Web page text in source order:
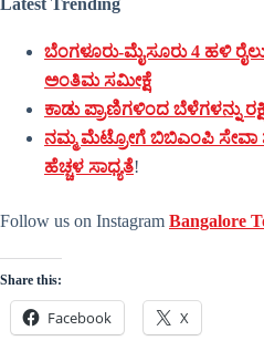
Latest Trending
ಬೆಂಗಳೂರು-ಮೈಸೂರು 4 ಹಳಿ
ಅಂತಿಮ ಸಮೀಕ್ಷೆ
ಕಾಡು ಪ್ರಾಣಿಗಳಿಂದ ಬೆಳೆಗಳನ್ನು
ನಮ್ಮ ಮೆಟ್ರೋಗೆ ಬಿಬಿಎಂಪಿ
ಹೆಚ್ಚಳ ಸಾಧ್ಯತೆ!
Follow us on Instagram Bangalore
Share this:
Facebook X